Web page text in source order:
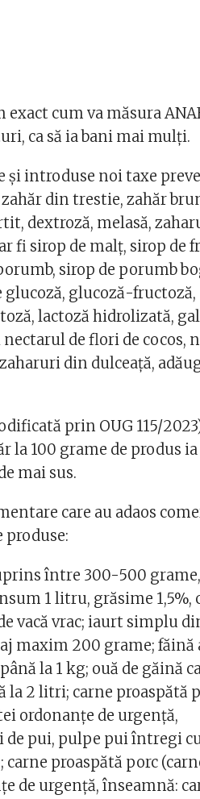
exact cum va măsura
ca să ia bani mai mulți.
și introduse noi taxe
din trestie, zahăr
dextroză, melasă,
fi sirop de malț, sirop de
sirop de porumb
glucoză, glucoză-fructoză,
lactoză hidrolizată,
de flori de cocos,
din dulceață,
prin OUG 115/
la 100 grame de produs
mai sus.
care au adaos
între 300-500
1 litru, grăsime 1,5%,
vacă vrac; iaurt simplu
maxim 200 grame; făină
la 1 kg; ouă de găină
la 2 litri; carne proaspătă
ordonanţe de urgenţă,
pui, pulpe pui întregi
proaspătă porc
de urgenţă, înseamnă: